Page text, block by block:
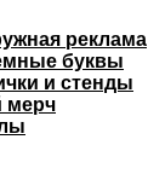
реклама
буквы
и стенды
мерч